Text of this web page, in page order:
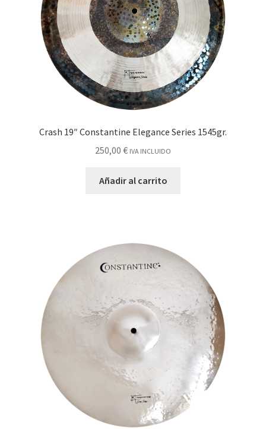
Crash 19″ Constantine Elegance Series 1545gr.
250,00 € IVA INCLUIDO
Añadir al carrito